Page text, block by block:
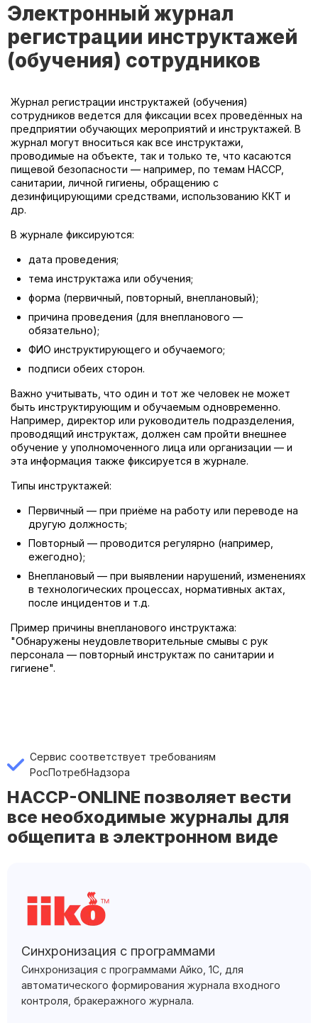
Электронный журнал
регистрации инструктажей
(обучения) сотрудников
Журнал регистрации инструктажей (обучения)
сотрудников ведется для фиксации всех проведённых на
предприятии обучающих мероприятий и инструктажей. В
журнал могут вноситься как все инструктажи,
проводимые на объекте, так и только те, что касаются
пищевой безопасности — например, по темам HACCP,
санитарии, личной гигиены, обращению с
дезинфицирующими средствами, использованию ККТ и
др.
В журнале фиксируются:
дата проведения;
тема инструктажа или обучения;
форма (первичный, повторный, внеплановый);
причина проведения (для внепланового —
обязательно);
ФИО инструктирующего и обучаемого;
подписи обеих сторон.
Важно учитывать, что один и тот же человек не может
быть инструктирующим и обучаемым одновременно.
Например, директор или руководитель подразделения,
проводящий инструктаж, должен сам пройти внешнее
обучение у уполномоченного лица или организации — и
эта информация также фиксируется в журнале.
Типы инструктажей:
Первичный — при приёме на работу или переводе на
другую должность;
Повторный — проводится регулярно (например,
ежегодно);
Внеплановый — при выявлении нарушений, изменениях
в технологических процессах, нормативных актах,
после инцидентов и т.д.
Пример причины внепланового инструктажа:
"Обнаружены неудовлетворительные смывы с рук
персонала — повторный инструктаж по санитарии и
гигиене".
Сервис соответствует требованиям
РосПотребНадзора
HACCP-ONLINE позволяет вести
все необходимые журналы для
общепита в электронном виде
Синхронизация с программами
Синхронизация с программами Айко, 1С, для
автоматического формирования журнала входного
контроля, бракеражного журнала.